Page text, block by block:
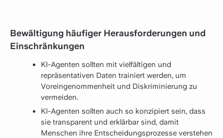
Bewältigung häufiger Herausforderungen und
Einschränkungen
KI-Agenten sollten mit vielfältigen und
repräsentativen Daten trainiert werden, um
Voreingenommenheit und Diskriminierung zu
vermeiden.
KI-Agenten sollten auch so konzipiert sein, dass
sie transparent und erklärbar sind, damit
Menschen ihre Entscheidungsprozesse verstehen